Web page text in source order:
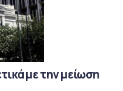
με την μείωση